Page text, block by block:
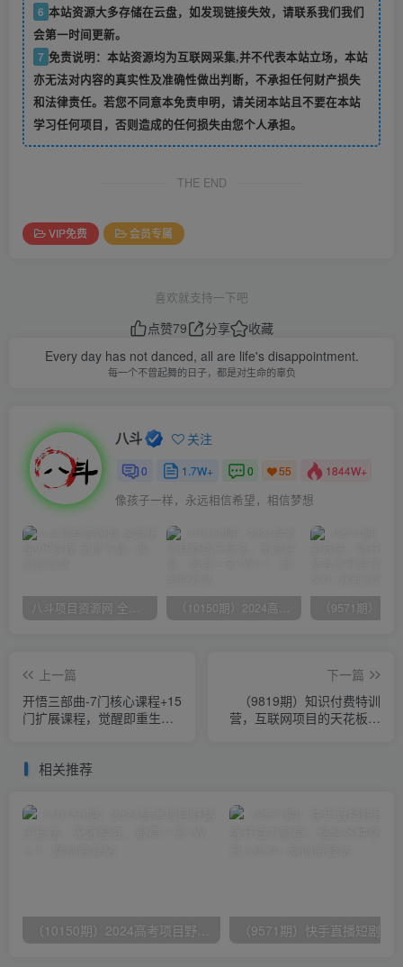
6 本站资源大多存储在云盘，如发现链接失效，请联系我们我们
会第一时间更新。
7 免责说明：本站资源均为互联网采集,并不代表本站立场，本站
亦无法对内容的真实性及准确性做出判断，不承担任何财产损失
和法律责任。若您不同意本免责申明，请关闭本站且不要在本站
学习任何项目，否则造成的任何损失由您个人承担。
THE END
VIP免费 会员专属
喜欢就支持一下吧
点赞79 分享
收藏
Every day has not danced, all are life's disappointment.
每一个不曾起舞的日子，都是对生命的辜负
八斗 关注
0 1.7W+ 0 55 1844W+
像孩子一样，永远相信希望，相信梦想
八斗项目资源网 全网正品VIP课程 无损下载~ （10150期）2024高考项目野路子玩法，无限裂变，最高一天1W＋！
上一篇
开悟三部曲-7门核心课程+15
门扩展课程，觉醒即重生人
下一篇
（9819期）知识付费特训
营，互联网项目的天花板，
相关推荐
（10150期）2024高考项目野路子玩法，无限裂变，最高一天1W＋！